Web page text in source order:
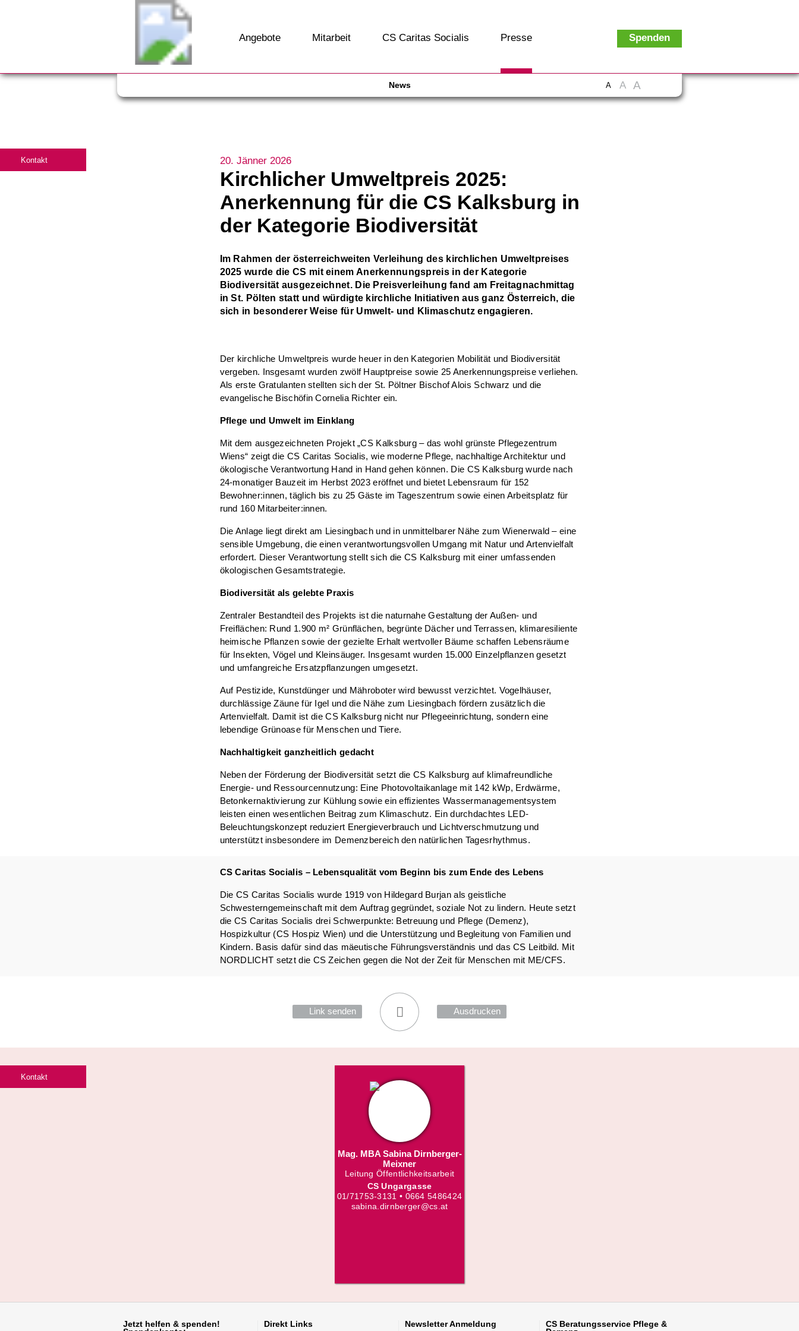
Angebote Mitarbeit CS Caritas Socialis Presse Spenden
A A A
News
20. Jänner 2026
Kirchlicher Umweltpreis 2025:
Anerkennung für die CS Kalksburg in
der Kategorie Biodiversität
Im Rahmen der österreichweiten Verleihung des kirchlichen Umweltpreises
2025 wurde die CS mit einem Anerkennungspreis in der Kategorie
Biodiversität ausgezeichnet. Die Preisverleihung fand am Freitagnachmittag
in St. Pölten statt und würdigte kirchliche Initiativen aus ganz Österreich, die
sich in besonderer Weise für Umwelt- und Klimaschutz engagieren.
Der kirchliche Umweltpreis wurde heuer in den Kategorien Mobilität und Biodiversität
vergeben. Insgesamt wurden zwölf Hauptpreise sowie 25 Anerkennungspreise verliehen.
Als erste Gratulanten stellten sich der St. Pöltner Bischof Alois Schwarz und die
evangelische Bischöfin Cornelia Richter ein.
Pflege und Umwelt im Einklang
Mit dem ausgezeichneten Projekt „CS Kalksburg – das wohl grünste Pflegezentrum
Wiens“ zeigt die CS Caritas Socialis, wie moderne Pflege, nachhaltige Architektur und
ökologische Verantwortung Hand in Hand gehen können. Die CS Kalksburg wurde nach
24-monatiger Bauzeit im Herbst 2023 eröffnet und bietet Lebensraum für 152
Bewohner:innen, täglich bis zu 25 Gäste im Tageszentrum sowie einen Arbeitsplatz für
rund 160 Mitarbeiter:innen.
Die Anlage liegt direkt am Liesingbach und in unmittelbarer Nähe zum Wienerwald – eine
sensible Umgebung, die einen verantwortungsvollen Umgang mit Natur und Artenvielfalt
erfordert. Dieser Verantwortung stellt sich die CS Kalksburg mit einer umfassenden
ökologischen Gesamtstrategie.
Biodiversität als gelebte Praxis
Zentraler Bestandteil des Projekts ist die naturnahe Gestaltung der Außen- und
Freiflächen: Rund 1.900 m² Grünflächen, begrünte Dächer und Terrassen, klimaresiliente
heimische Pflanzen sowie der gezielte Erhalt wertvoller Bäume schaffen Lebensräume
für Insekten, Vögel und Kleinsäuger. Insgesamt wurden 15.000 Einzelpflanzen gesetzt
und umfangreiche Ersatzpflanzungen umgesetzt.
Auf Pestizide, Kunstdünger und Mähroboter wird bewusst verzichtet. Vogelhäuser,
durchlässige Zäune für Igel und die Nähe zum Liesingbach fördern zusätzlich die
Artenvielfalt. Damit ist die CS Kalksburg nicht nur Pflegeeinrichtung, sondern eine
lebendige Grünoase für Menschen und Tiere.
Nachhaltigkeit ganzheitlich gedacht
Neben der Förderung der Biodiversität setzt die CS Kalksburg auf klimafreundliche
Energie- und Ressourcennutzung: Eine Photovoltaikanlage mit 142 kWp, Erdwärme,
Betonkernaktivierung zur Kühlung sowie ein effizientes Wassermanagementsystem
leisten einen wesentlichen Beitrag zum Klimaschutz. Ein durchdachtes LED-
Beleuchtungskonzept reduziert Energieverbrauch und Lichtverschmutzung und
unterstützt insbesondere im Demenzbereich den natürlichen Tagesrhythmus.
CS Caritas Socialis – Lebensqualität vom Beginn bis zum Ende des Lebens
Die CS Caritas Socialis wurde 1919 von Hildegard Burjan als geistliche
Schwesterngemeinschaft mit dem Auftrag gegründet, soziale Not zu lindern. Heute setzt
die CS Caritas Socialis drei Schwerpunkte: Betreuung und Pflege (Demenz),
Hospizkultur (CS Hospiz Wien) und die Unterstützung und Begleitung von Familien und
Kindern. Basis dafür sind das mäeutische Führungsverständnis und das CS Leitbild. Mit
NORDLICHT setzt die CS Zeichen gegen die Not der Zeit für Menschen mit ME/CFS.
Link senden Ausdrucken
Kontakt
Kontakt
Mag. MBA Sabina Dirnberger-
Meixner
Leitung Öffentlichkeitsarbeit
CS Ungargasse
01/71753-3131 • 0664 5486424
sabina.dirnberger@cs.at
Jetzt helfen & spenden!
Direkt Links NewsletterAnmeldung CS Beratungsservice Pflege &